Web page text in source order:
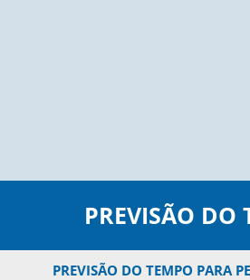
PREVISÃO DO
PREVISÃO DO TEMPO PARA